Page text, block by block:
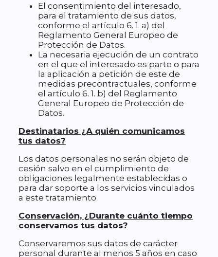
El consentimiento del interesado,
para el tratamiento de sus datos,
conforme el artículo 6. 1. a) del
Reglamento General Europeo de
Protección de Datos.
La necesaria ejecución de un contrato
en el que el interesado es parte o para
la aplicación a petición de este de
medidas precontractuales, conforme
el artículo 6. 1. b) del Reglamento
General Europeo de Protección de
Datos.
Destinatarios ¿A quién comunicamos
tus datos?
Los datos personales no serán objeto de
cesión salvo en el cumplimiento de
obligaciones legalmente establecidas o
para dar soporte a los servicios vinculados
a este tratamiento.
Conservación, ¿Durante cuánto tiempo
conservamos tus datos?
Conservaremos sus datos de carácter
personal durante al menos 5 años en caso